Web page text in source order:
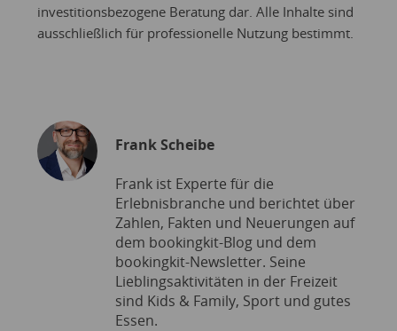
investitionsbezogene Beratung dar. Alle Inhalte sind
ausschließlich für professionelle Nutzung bestimmt.
Frank Scheibe
Frank ist Experte für die
Erlebnisbranche und berichtet über
Zahlen, Fakten und Neuerungen auf
dem bookingkit-Blog und dem
bookingkit-Newsletter. Seine
Lieblingsaktivitäten in der Freizeit
sind Kids & Family, Sport und gutes
Essen.